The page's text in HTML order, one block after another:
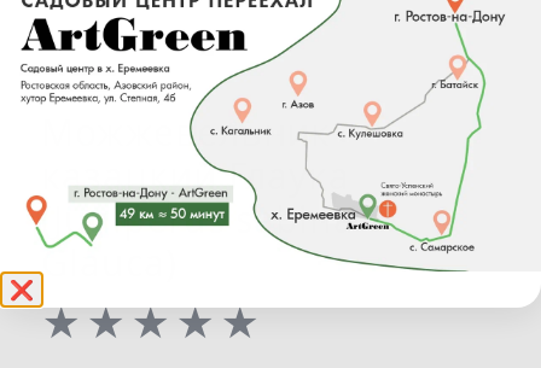
❌
Можжевельник
казацкий Глаука
(Juniperus sabina
Glauca)
★★★★★